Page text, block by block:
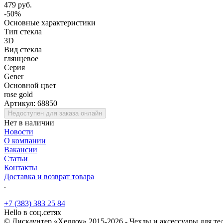
479 руб.
-50%
Основные характеристики
Тип стекла
3D
Вид стекла
глянцевое
Серия
Gener
Основной цвет
rose gold
Артикул: 68850
Недоступен для заказа онлайн
Нет в наличии
Новости
О компании
Вакансии
Статьи
Контакты
Доставка и возврат товара
.
+7 (383) 383 25 84
Hello в соц.сетях
© Дискаунтер «Хеллоу» 2015-2026 - Чехлы и аксессуары для